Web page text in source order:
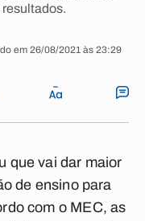
em 26/08/2021 às 23:29
que vai dar maior
de ensino para
com o MEC, as